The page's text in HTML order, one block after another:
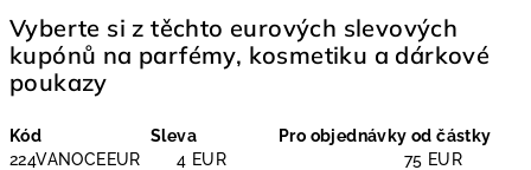
Vyberte si z těchto eurových slevových
kupónů na parfémy, kosmetiku a dárkové
poukazy
Kód Sleva
Pro objednávky od částky
224VANOCEEUR
4 EUR
75 EUR